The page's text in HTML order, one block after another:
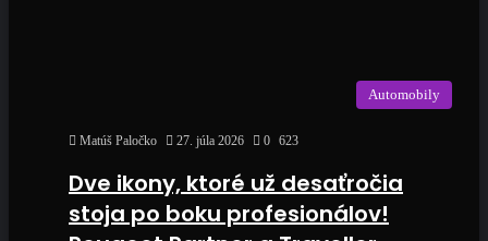
Automobily
Matúš Paločko 27. júla 2026 0 623
Dve ikony, ktoré už desaťročia
stoja po boku profesionálov!